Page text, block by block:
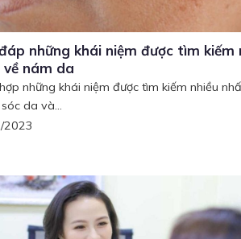
những khái niệm được tìm kiếm
nám da
những khái niệm được tìm kiếm nhiều
da và...
2023